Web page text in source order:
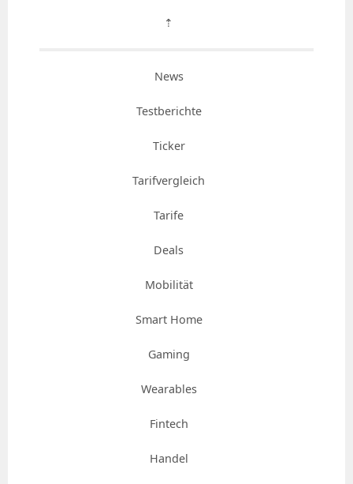
⇡
News
Testberichte
Ticker
Tarifvergleich
Tarife
Deals
Mobilität
Smart Home
Gaming
Wearables
Fintech
Handel